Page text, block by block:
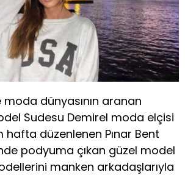
moda dünyasının aranan
Sudesu Demirel moda elçisi
düzenlenen Pınar Bent
podyuma çıkan güzel model
manken arkadaşlarıyla